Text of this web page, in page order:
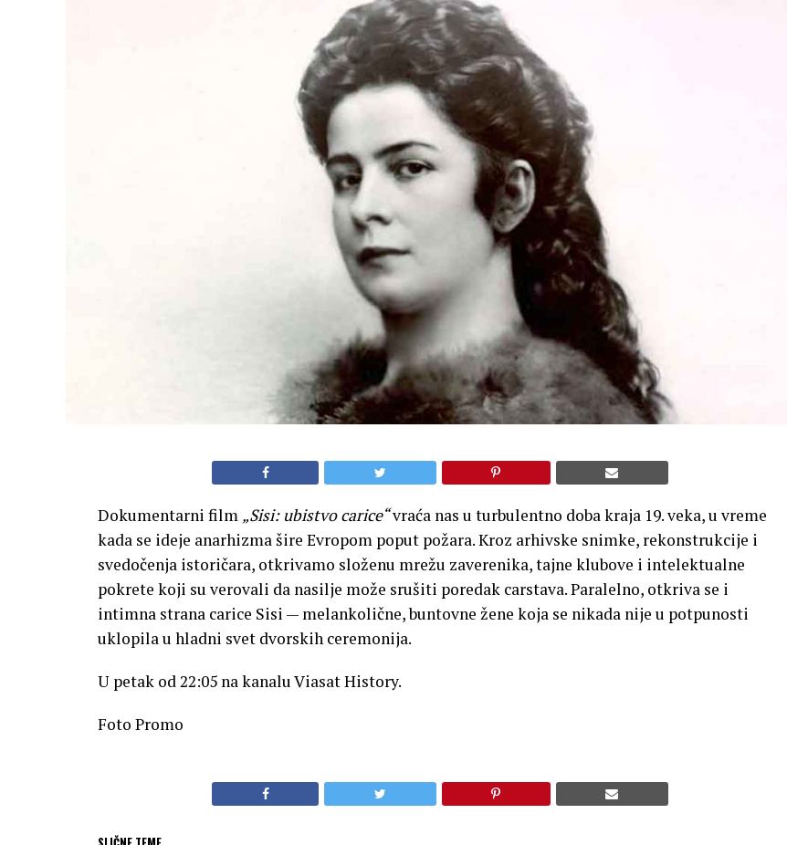
Dokumentarni film „Sisi: ubistvo carice“vraća nas u turbulentno doba kraja 19. veka, u vreme
kada se ideje anarhizma šire Evropom poput požara. Kroz arhivske snimke, rekonstrukcije i
svedočenja istoričara, otkrivamo složenu mrežu zaverenika, tajne klubove i intelektualne
pokrete koji su verovali da nasilje može srušiti poredak carstava. Paralelno, otkriva se i
intimna strana carice Sisi — melankolične, buntovne žene koja se nikada nije u potpunosti
uklopila u hladni svet dvorskih ceremonija.
U petak od 22:05 na kanalu Viasat History.
Foto Promo